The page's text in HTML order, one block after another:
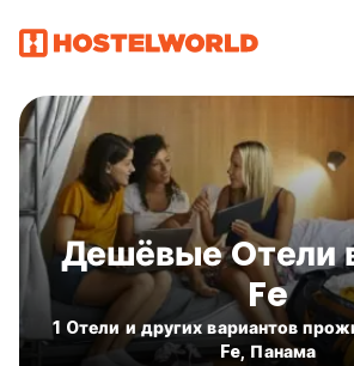
Дешёвые Oтели
Fe
1 Oтели и других вариантов
Fe, Панама